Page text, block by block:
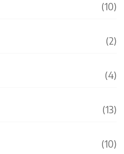
(10)
(2)
(4)
(13)
(10)